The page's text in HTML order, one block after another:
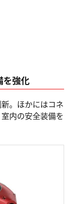
を強化
。ほかにはコネ
内の安全装備を